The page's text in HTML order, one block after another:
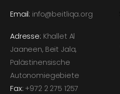
Email: info@beitliqa.org
Adresse: Khallet Al
Jaaneen, Beit Jala,
Palästinensische
Autonomiegebiete
Fax: +972 2 275 1257